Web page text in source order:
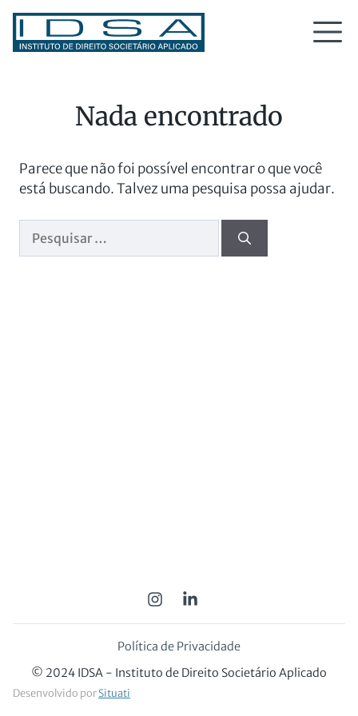
Nada encontrado
Parece que não foi possível encontrar o que você
está buscando. Talvez uma pesquisa possa ajudar.
© 2024 IDSA - Instituto de Direito Societário Aplicado
Desenvolvido porSituati
Política de Privacidade